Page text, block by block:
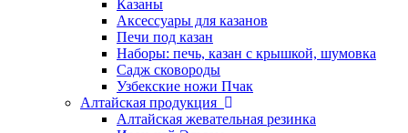
Казаны
Аксессуары для казанов
Печи под казан
Наборы: печь, казан с крышкой, шумовка
Садж сковороды
Узбекские ножи Пчак
Алтайская продукция
Алтайская жевательная резинка